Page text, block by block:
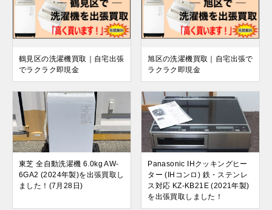
鶴見区の洗濯機買取｜自宅出張
でラクラク即現金
旭区の洗濯機買取｜自宅出張で
ラクラク即現金
東芝 全自動洗濯機 6.0kg AW-
6GA2 (2024年製)を出張買取し
ました！(7月28日)
Panasonic IHクッキングヒー
ター (IHコンロ) 鉄・ステンレ
ス対応 KZ-KB21E (2021年製)
を出張買取しました！